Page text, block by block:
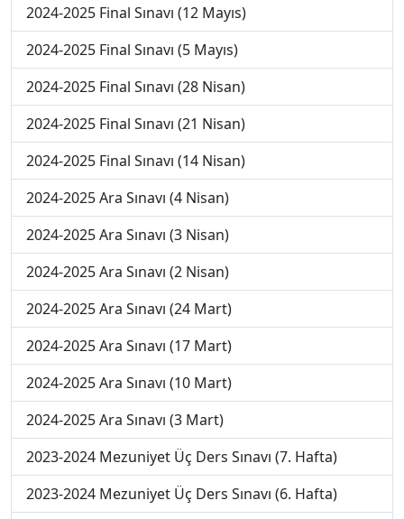
2024-2025 Final Sınavı (12 Mayıs)
2024-2025 Final Sınavı (5 Mayıs)
2024-2025 Final Sınavı (28 Nisan)
2024-2025 Final Sınavı (21 Nisan)
2024-2025 Final Sınavı (14 Nisan)
2024-2025 Ara Sınavı (4 Nisan)
2024-2025 Ara Sınavı (3 Nisan)
2024-2025 Ara Sınavı (2 Nisan)
2024-2025 Ara Sınavı (24 Mart)
2024-2025 Ara Sınavı (17 Mart)
2024-2025 Ara Sınavı (10 Mart)
2024-2025 Ara Sınavı (3 Mart)
2023-2024 Mezuniyet Üç Ders Sınavı (7. Hafta)
2023-2024 Mezuniyet Üç Ders Sınavı (6. Hafta)